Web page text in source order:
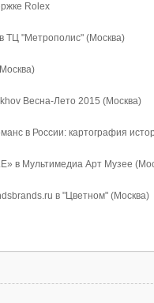
Rolex
ТЦ "Метрополис" (Москва)
Весна-Лето 2015 (Москва)
в России: картография
в Мультимедиа Арт Музее
в "Цветном" (Москва)